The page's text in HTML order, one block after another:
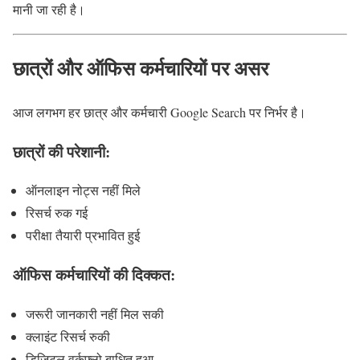
मानी जा रही है।
छात्रों और ऑफिस कर्मचारियों पर असर
आज लगभग हर छात्र और कर्मचारी Google Search पर निर्भर है।
छात्रों की परेशानी:
ऑनलाइन नोट्स नहीं मिले
रिसर्च रुक गई
परीक्षा तैयारी प्रभावित हुई
ऑफिस कर्मचारियों की दिक्कत:
जरूरी जानकारी नहीं मिल सकी
क्लाइंट रिसर्च रुकी